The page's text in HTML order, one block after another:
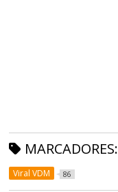
MARCADORES:
Viral VDM 86